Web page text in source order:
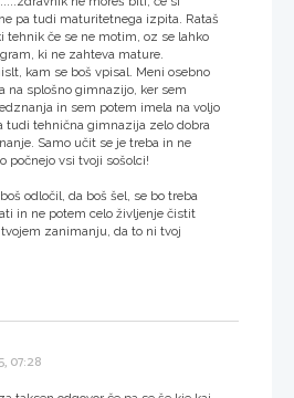
pa tudi maturitetnega izpita. Rataš
tehnik če se ne motim, oz se lahko
ki ne zahteva mature.
kam se boš vpisal. Meni osebno
na splošno gimnazijo, ker sem
in sem potem imela na voljo
tudi tehnična gimnazija zelo dobra
Samo učit se je treba in ne
počnejo vsi tvoji sošolci!
odločil, da boš šel, se bo treba
in ne potem celo življenje čistit
zanimanju, da to ni tvoj
07:28